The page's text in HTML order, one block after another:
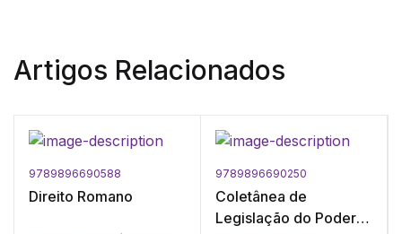
Artigos Relacionados
9789896690588
Direito Romano
9789896690250
Coletânea de
Legislação do Poder